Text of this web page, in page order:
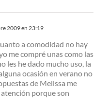
2009 en 23:19
a comodidad no hay
me compré unas como las
les he dado mucho uso, la
ocasión en verano no
de Melissa me
porque son